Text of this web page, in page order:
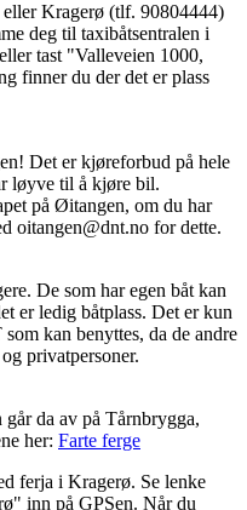
Kragerø (tlf. 90804444)
deg til taxibåtsentralen i
tast "Valleveien 1000,
finner du der det er plass
Det er kjøreforbud på hele
løyve til å kjøre bil.
på Øitangen, om du har
oitangen@dnt.no for dette.
De som har egen båt kan
er ledig båtplass. Det er kun
kan benyttes, da de andre
privatpersoner.
da av på Tårnbrygga,
her: Farte ferge
ferja i Kragerø. Se lenke
inn på GPSen. Når du